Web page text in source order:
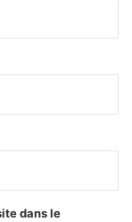
dans le